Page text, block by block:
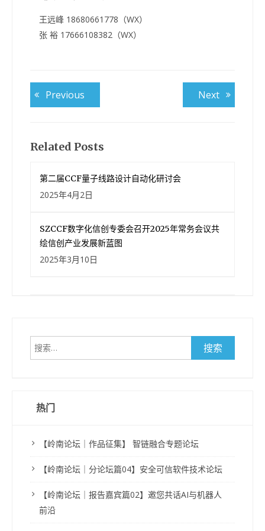
王远峰 18680661778（WX）
张 裕 17666108382（WX）
文
章
航
Previous NextNext
Related Posts
第二届CCF量子线路设计自动化研讨会
2025年4月2日
SZCCF数字化信创专委会召开2025年常务会议共
绘信创产业发展新蓝图
2025年3月10日
搜
索：
热门
【岭南论坛｜作品征集】 智链融合专题论坛
【岭南论坛｜分论坛篇04】安全可信软件技术论坛
【岭南论坛｜报告嘉宾篇02】邀您共话AI与机器人
前沿